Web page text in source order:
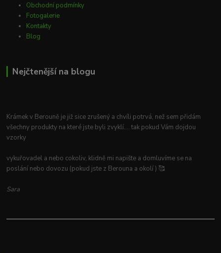
Obchodní podmínky
Fotogalerie
Kontakty
Blog
Nejčtenější na blogu
Krámek v Berouně je již sice zrušený a chvíli potrvá, než sem přidám
všechny produkty na které jste byli zvyklí.... tak pokud Vám dojdou
vzorky
vykuřovadel a nebo cokoliv, klidně mi napište a domluvíme se na
poslání nebo dovozu (pokud jste z Berouna a okolí ) 🥰
Sara